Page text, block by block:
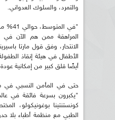
والتمرد، والسلوك العدواني.
"في
المراهقة ممن هم الآن في
الانتحار، وفق قول مارتا
الأطفال في هيئة إنقاذ
أيضًا قلق كبير من إمكانية عودة
حتى في المأمن النسبي في
"يكبرون بسرعة فائقة في
كونستنتينا بوغونيكولو،
الطبي مع منظمة أطباء بلا